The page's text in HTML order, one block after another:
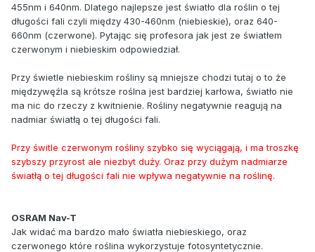
455nm i 640nm. Dlatego najlepsze jest światło dla roślin o tej
długości fali czyli między 430-460nm (niebieskie), oraz 640-
660nm (czerwone). Pytając się profesora jak jest ze światłem
czerwonym i niebieskim odpowiedział.
Przy świetle niebieskim rośliny są mniejsze chodzi tutaj o to że
międzywęźla są krótsze roślna jest bardziej karłowa, światło nie
ma nic do rzeczy z kwitnienie. Rośliny negatywnie reagują na
nadmiar światłą o tej długości fali.
Przy świtle czerwonym rośliny szybko się wyciągają, i ma troszkę
szybszy przyrost ale niezbyt duży. Oraz przy dużym nadmiarze
światłą o tej długości fali nie wpływa negatywnie na roślinę.
OSRAM Nav-T
Jak widać ma bardzo mało światła niebieskiego, oraz
czerwonego które roślina wykorzystuje fotosyntetycznie.